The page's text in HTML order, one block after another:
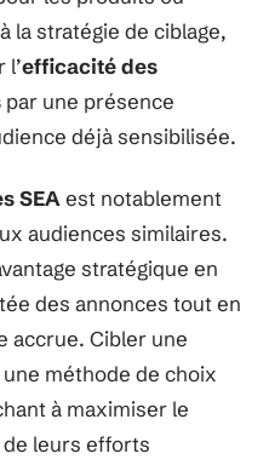
la stratégie de ciblage,
l’efficacité des
par une présence
déjà sensibilisée.
SEA est notablement
audiences similaires.
stratégique en
des annonces tout en
accrue. Cibler une
méthode de choix
à maximiser le
leurs efforts